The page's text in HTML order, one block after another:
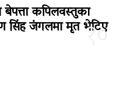
१०
कपिलवस्तुका
सिंह जंगलमा मृत भेटिए